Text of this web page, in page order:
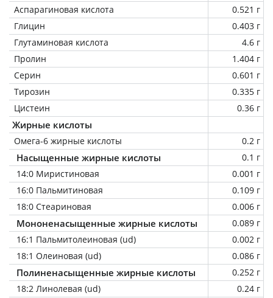
Аспарагиновая кислота
0.521 г
Глицин
0.403 г
Глутаминовая кислота
4.6 г
Пролин
1.404 г
Серин
0.601 г
Тирозин
0.335 г
Цистеин
0.36 г
Жирные кислоты
Омега-6 жирные кислоты 0.2 г
Насыщенные жирные кислоты
0.1 г
14:0 Миристиновая
0.001 г
16:0 Пальмитиновая
0.109 г
18:0 Стеариновая
0.006 г
Мононенасыщенные жирные кислоты
0.089 г
16:1 Пальмитолеиновая (ud)
0.002 г
18:1 Олеиновая (ud)
0.086 г
Полиненасыщенные жирные кислоты
0.252 г
18:2 Линолевая (ud)
0.24 г